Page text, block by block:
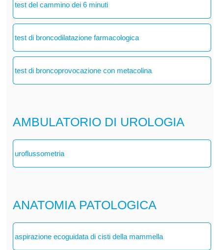
test del cammino dei 6 minuti
test di broncodilatazione farmacologica
test di broncoprovocazione con metacolina
AMBULATORIO DI UROLOGIA
uroflussometria
ANATOMIA PATOLOGICA
aspirazione ecoguidata di cisti della mammella